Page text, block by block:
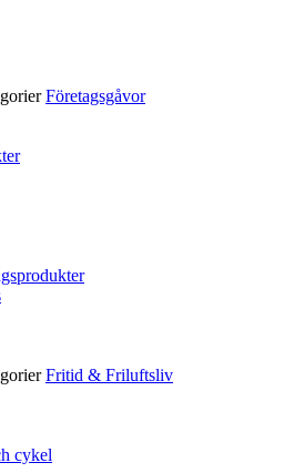
Företagsgåvor
Fritid & Friluftsliv
cykel